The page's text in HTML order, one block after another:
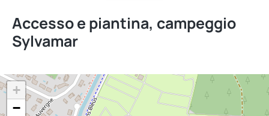
Accesso e piantina, campeggio
Sylvamar
+
−